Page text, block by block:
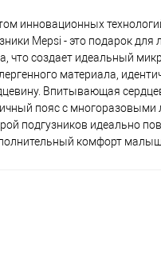
инновационных
Mepsi - это подарок
что создает идеальный
материала,
Впитывающая
пояс с
подгузников идеально
комфорт